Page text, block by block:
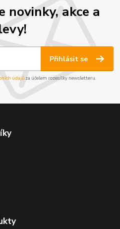
novinky, akce a
Přihlásit se
údajůza účelem rozesílky newsletteru.